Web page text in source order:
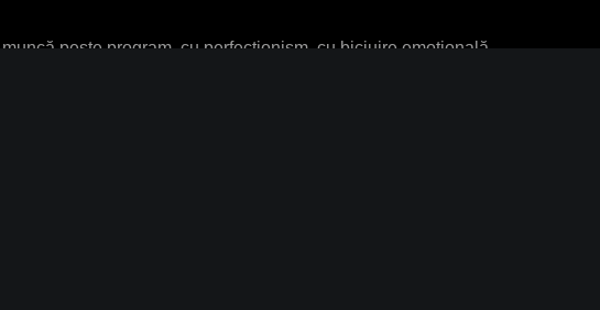
peste program, cu perfecționism, cu biciuire emoțională.